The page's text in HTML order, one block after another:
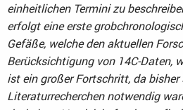
einheitlichen Termini zu
erfolgt eine erste
Gefäße, welche den aktuellen
Berücksichtigung von 14C-Daten,
ist ein großer Fortschritt, da bisher
Literaturrecherchen notwendig